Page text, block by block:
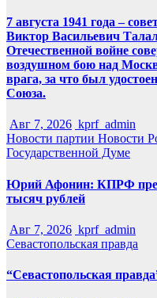
7 августа 1941 года –
Виктор Васильевич
Отечественной войне
воздушном бою над
врага, за что был
Союза.
Авг 7, 2026 kprf_admin
Новости партии Новости
Государственной Думе
Юрий Афонин: КПРФ
тысяч рублей
Авг 7, 2026 kprf_admin
Севастопольская правда
“Севастопольская